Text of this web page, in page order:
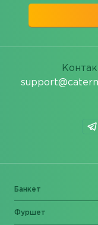
Банкет
Фуршет